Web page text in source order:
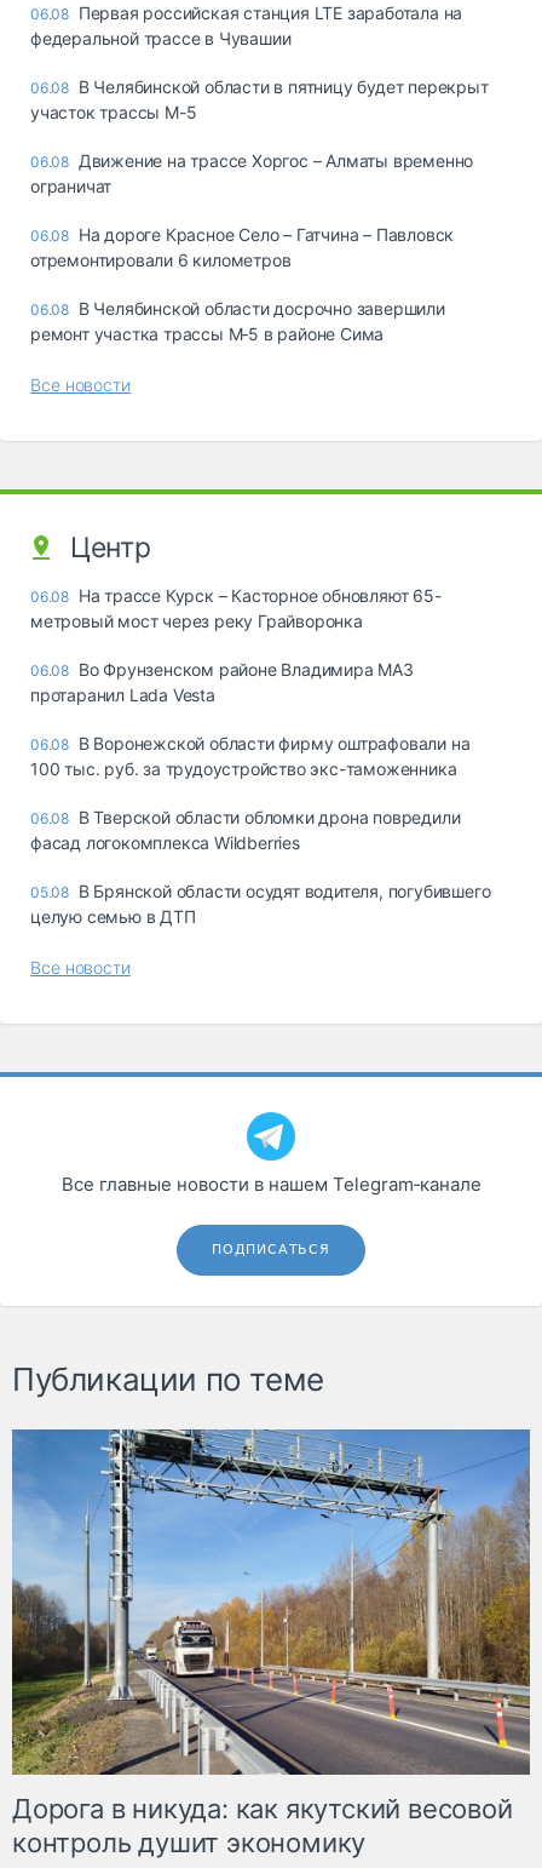
06.08 Первая российская станция LTE заработала на
федеральной трассе в Чувашии
06.08 В Челябинской области в пятницу будет перекрыт
участок трассы М-5
06.08 Движение на трассе Хоргос – Алматы временно
ограничат
06.08 На дороге Красное Село – Гатчина – Павловск
отремонтировали 6 километров
06.08 В Челябинской области досрочно завершили
ремонт участка трассы М‑5 в районе Сима
Все новости
Центр
06.08 На трассе Курск – Касторное обновляют 65-
метровый мост через реку Грайворонка
06.08 Во Фрунзенском районе Владимира МАЗ
протаранил Lada Vesta
06.08 В Воронежской области фирму оштрафовали на
100 тыс. руб. за трудоустройство экс-таможенника
06.08 В Тверской области обломки дрона повредили
фасад логокомплекса Wildberries
05.08 В Брянской области осудят водителя, погубившего
целую семью в ДТП
Все новости
Все главные новости в нашем Telegram‑канале
ПОДПИСАТЬСЯ
Публикации по теме
Дорога в никуда: как якутский весовой
контроль душит экономику